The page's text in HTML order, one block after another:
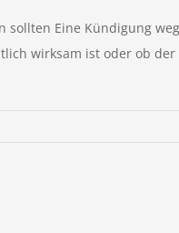
Eine Kündigung
wirksam ist oder ob